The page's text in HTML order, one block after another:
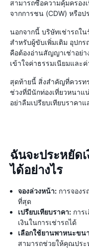
สามารถซื้อความคุ้มครอง
จากการชน (CDW) หรือ
นอกจากนี้ บริษัทเช่ารถใน
สำหรับผู้ขับเพิ่มเติม อุปก
คือต้องอ่านสัญญาเช่าอย่า
เข้าใจค่าธรรมเนียมและ
สุดท้ายนี้ สิ่งสำคัญที่ควรท
ช่วงที่มีนักท่องเที่ยวหนาแ
อย่าลืมเปรียบเทียบราคา
ฉันจะประหยัด
ได้อย่างไร
จองล่วงหน้า: การจอง
ที่สุด
เปรียบเทียบราคา: การ
เงินในการเช่ารถได้
เลือกใช้ยานพาหนะขน
สามารถช่วยให้คุณประ